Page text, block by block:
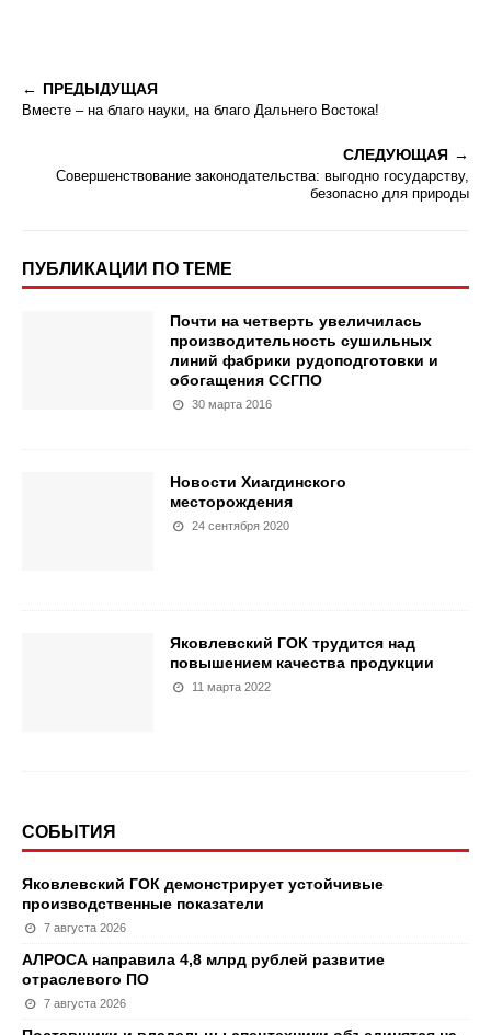
ПРЕДЫДУЩАЯ
Вместе – на благо науки, на благо Дальнего Востока!
СЛЕДУЮЩАЯ
Совершенствование законодательства: выгодно государству,
безопасно для природы
ПУБЛИКАЦИИ ПО ТЕМЕ
Почти на четверть увеличилась
производительность сушильных
линий фабрики рудоподготовки и
обогащения ССГПО
30 марта 2016
Новости Хиагдинского
месторождения
24 сентября 2020
Яковлевский ГОК трудится над
повышением качества продукции
11 марта 2022
СОБЫТИЯ
Яковлевский ГОК демонстрирует устойчивые
производственные показатели
7 августа 2026
АЛРОСА направила 4,8 млрд рублей развитие
отраслевого ПО
7 августа 2026